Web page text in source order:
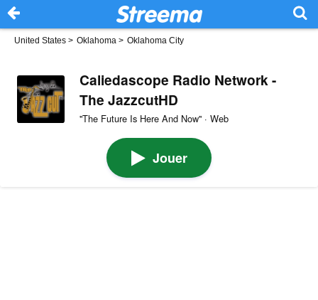
United States > Oklahoma > Oklahoma City
Caliedascope Radio Network -
The JazzcutHD
''The Future Is Here And Now'' · Web
Jouer